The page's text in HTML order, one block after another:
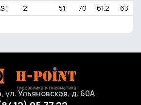
2 51 70 61.2 63
ул. Ульяновская, д. 60А